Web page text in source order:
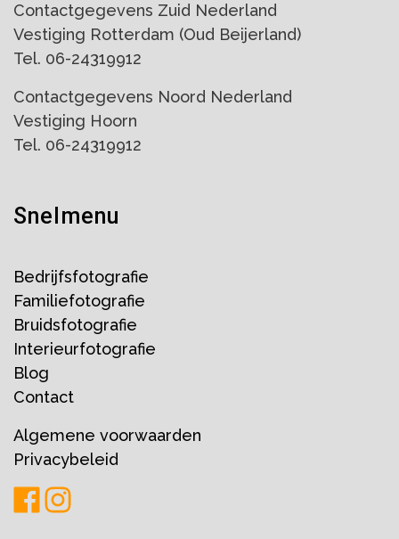
Contactgegevens Zuid Nederland
Vestiging Rotterdam (Oud Beijerland)
Tel. 06-24319912
Contactgegevens Noord Nederland
Vestiging Hoorn
Tel. 06-24319912
Snelmenu
Bedrijfsfotografie
Familiefotografie
Bruidsfotografie
Interieurfotografie
Blog
Contact
Algemene voorwaarden
Privacybeleid